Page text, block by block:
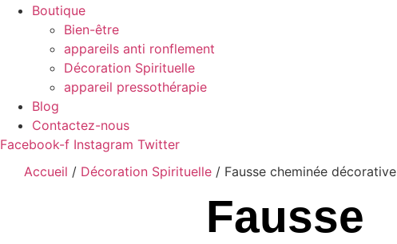
Boutique
Bien-être
appareils anti ronflement
Décoration Spirituelle
appareil pressothérapie
Blog
Contactez-nous
Facebook-f Instagram Twitter
Accueil / Décoration Spirituelle / Fausse cheminée décorative
Fausse